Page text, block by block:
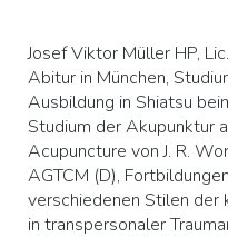
Josef Viktor Müller HP,
Abitur in München,
Ausbildung in Shiatsu
Studium der Akupunktur
Acupuncture von J. R.
AGTCM (D),
verschiedenen Stilen der
in transpersonaler